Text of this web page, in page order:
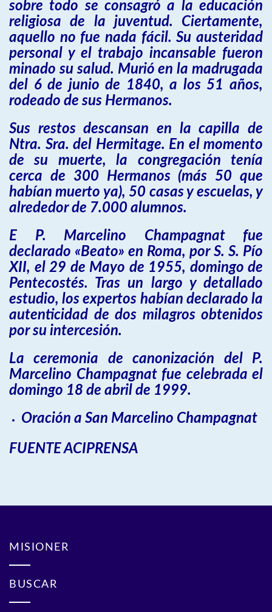
sobre todo se consagró a la educación
religiosa de la juventud. Ciertamente,
aquello no fue nada fácil. Su austeridad
personal y el trabajo incansable fueron
minado su salud. Murió en la madrugada
del 6 de junio de 1840, a los 51 años,
rodeado de sus Hermanos.
Sus restos descansan en la capilla de
Ntra. Sra. del Hermitage. En el momento
de su muerte, la congregación tenía
cerca de 300 Hermanos (más 50 que
habían muerto ya), 50 casas y escuelas, y
alrededor de 7.000 alumnos.
E P. Marcelino Champagnat fue
declarado «Beato» en Roma, por S. S. Pío
XII, el 29 de Mayo de 1955, domingo de
Pentecostés. Tras un largo y detallado
estudio, los expertos habían declarado la
autenticidad de dos milagros obtenidos
por su intercesión.
La ceremonia de canonización del P.
Marcelino Champagnat fue celebrada el
domingo 18 de abril de 1999.
Oración a San Marcelino Champagnat
FUENTE ACIPRENSA
MISIONER
BUSCAR